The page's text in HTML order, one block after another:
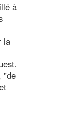
à
la
"de